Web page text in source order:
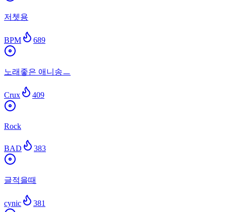
저쳇용
BPM 689
노래좋은 애니송ㅡ
Crux 409
Rock
BAD 383
글적을때
cynic 381